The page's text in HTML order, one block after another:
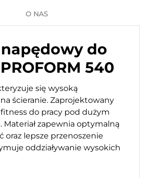
O NAS
do
540
się wysoką
ścieranie. Zaprojektowany
do pracy pod dużym
Materiał zapewnia optymalną
oraz lepsze przenoszenie
oddziaływanie wysokich